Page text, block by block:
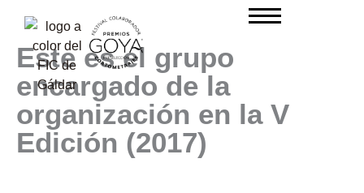
contenido
Este es el grupo
encargado de la
organización en la V
Edición (2017)